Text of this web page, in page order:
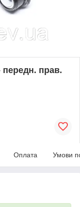
передн. прав.
Оплата Умови